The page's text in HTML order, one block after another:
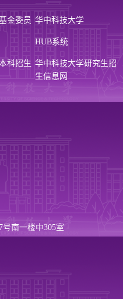
金委员 华中科技大学
HUB系统
科招生 华中科技大学研究生招
生信息网
南一楼中305室